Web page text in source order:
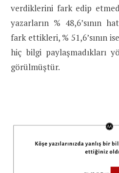
verdiklerini fark edip
yazarların % 48,6’sının
fark ettikleri, % 51,6’sının
hiç bilgi paylaşmadıkları
görülmüştür.